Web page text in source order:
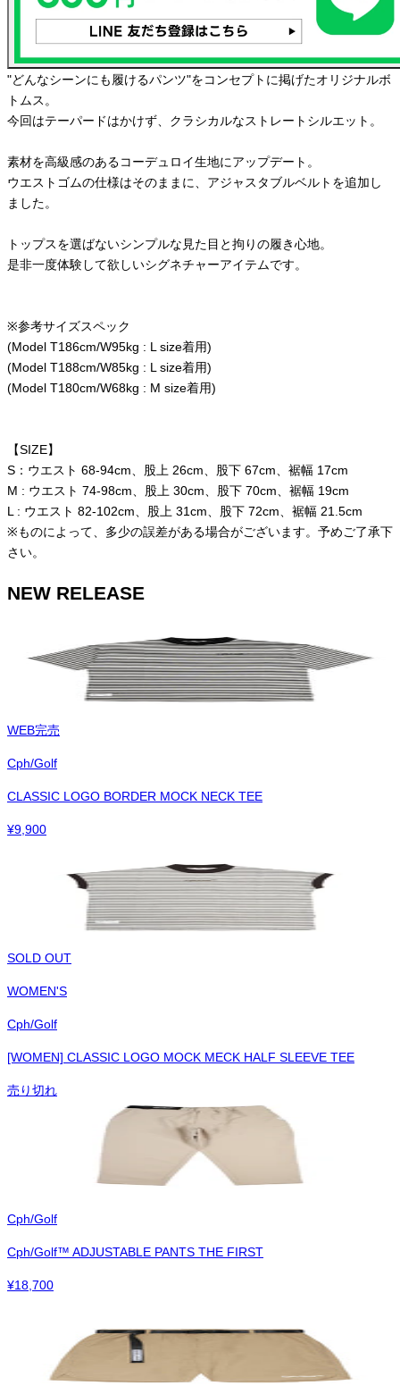
"どんなシーンにも履けるパンツ"をコンセプトに掲げたオリジナルボ
トムス。
今回はテーパードはかけず、クラシカルなストレートシルエット。
素材を高級感のあるコーデュロイ生地にアップデート。
ウエストゴムの仕様はそのままに、アジャスタブルベルトを追加し
ました。
トップスを選ばないシンプルな見た目と拘りの履き心地。
是非一度体験して欲しいシグネチャーアイテムです。
※参考サイズスペック
(Model T186cm/W95kg : L size着用)
(Model T188cm/W85kg : L size着用)
(Model T180cm/W68kg : M size着用)
【SIZE】
S：ウエスト 68-94cm、股上 26cm、股下 67cm、裾幅 17cm
M : ウエスト 74-98cm、股上 30cm、股下 70cm、裾幅 19cm
L : ウエスト 82-102cm、股上 31cm、股下 72cm、裾幅 21.5cm
※ものによって、多少の誤差がある場合がございます。予めご了承下
さい。
NEW RELEASE
WEB完売
Cph/Golf
CLASSIC LOGO BORDER MOCK NECK TEE
¥9,900
SOLD OUT
WOMEN'S
Cph/Golf
[WOMEN] CLASSIC LOGO MOCK MECK HALF SLEEVE TEE
売り切れ
Cph/Golf
Cph/Golf™︎ ADJUSTABLE PANTS THE FIRST
¥18,700